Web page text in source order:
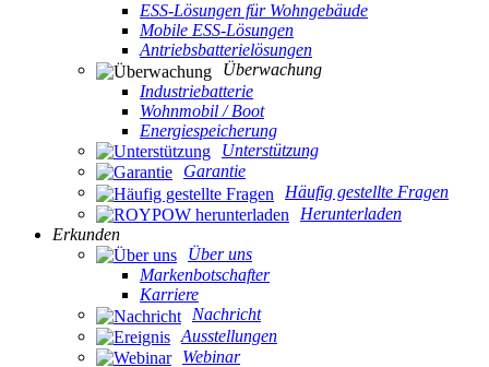
ESS-Lösungen für Wohngebäude
Mobile ESS-Lösungen
Antriebsbatterielösungen
Überwachung
Industriebatterie
Wohnmobil / Boot
Energiespeicherung
Unterstützung
Garantie
Häufig gestellte Fragen
Herunterladen
Erkunden
Über uns
Markenbotschafter
Karriere
Nachricht
Ausstellungen
Webinar